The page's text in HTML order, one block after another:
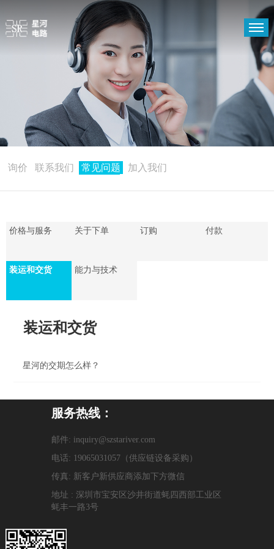
首页
关于我们
支持中心
新闻中心
询价 联系我们 常见问题 加入我们
价格与服务 关于下单 订购 付款
装运和交货 能力与技术
装运和交货
星河的交期怎么样？
服务热线：
邮件: inquiry@szstariver.com
电话: 19065031057（供应链设备采购）
传真: 新客户新供应商添加下方微信
地址 : 深圳市宝安区沙井街道蚝四西部工业区
蚝丰一路3号